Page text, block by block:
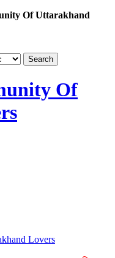
Of Uttarakhand
Of
Lovers